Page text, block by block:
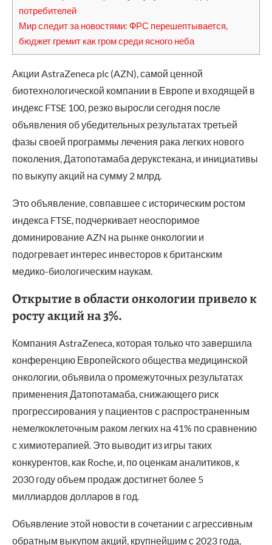
потребителей
Мир следит за новостями: ФРС перешептывается,
бюджет гремит как гром среди ясного неба
Акции AstraZeneca plc (AZN), самой ценной
биотехнологической компании в Европе и входящей в
индекс FTSE 100, резко выросли сегодня после
объявления об убедительных результатах третьей
фазы своей программы лечения рака легких нового
поколения, Датопотамаба дерукстекана, и инициативы
по выкупу акций на сумму 2 млрд.
Это объявление, совпавшее с историческим ростом
индекса FTSE, подчеркивает неоспоримое
доминирование AZN на рынке онкологии и
подогревает интерес инвесторов к британским
медико-биологическим наукам.
Открытие в области онкологии привело к
росту акций на 3%.
Компания AstraZeneca, которая только что завершила
конференцию Европейского общества медицинской
онкологии, объявила о промежуточных результатах
применения Датопотамаба, снижающего риск
прогрессирования у пациентов с распространенным
немелкоклеточным раком легких на 41% по сравнению
с химиотерапией. Это выводит из игры таких
конкурентов, как Roche, и, по оценкам аналитиков, к
2030 году объем продаж достигнет более 5
миллиардов долларов в год.
Объявление этой новости в сочетании с агрессивным
обратным выкупом акций, крупнейшим с 2023 года,